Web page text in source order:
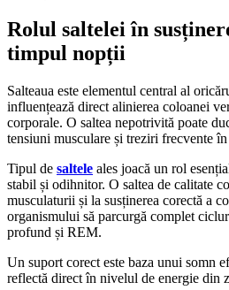
Rolul saltelei în
timpul nopții
Salteaua este elementul central al
influențează direct alinierea coloanei
corporale. O saltea nepotrivită poate
tensiuni musculare și treziri frecvente
Tipul de saltele ales joacă un rol
stabil și odihnitor. O saltea de calitate
musculaturii și la susținerea corectă a
organismului să parcurgă complet
profund și REM.
Un suport corect este baza unui somn
reflectă direct în nivelul de energie din